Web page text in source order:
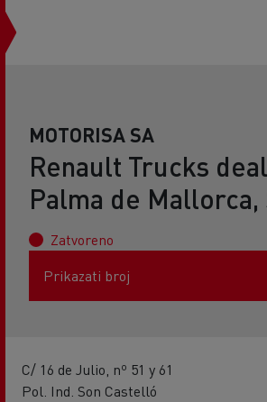
MOTORISA SA
Renault Trucks
Palma de Mallorca,
Zatvoreno
Prikazati broj
C/ 16 de Julio, nº 51 y 61
Pol. Ind. Son Castelló